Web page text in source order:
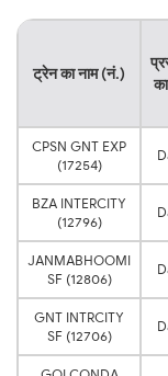
ट्रेन का नाम (नं.)
CPSN GNT EXP
(17254)
BZA INTERCITY
(12796)
JANMABHOOMI
SF (12806)
GNT INTRCITY
SF (12706)